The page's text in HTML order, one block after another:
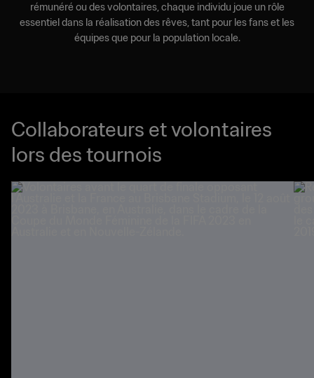
rémunéré ou des volontaires, chaque individu joue un rôle
essentiel dans la réalisation des rêves, tant pour les fans et les
équipes que pour la population locale.
Collaborateurs et volontaires
lors des tournois